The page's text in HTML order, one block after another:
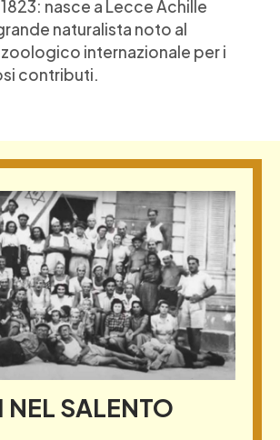
nasce a Lecce Achille
naturalista noto al
internazionale per i
contributi.
NEL SALENTO